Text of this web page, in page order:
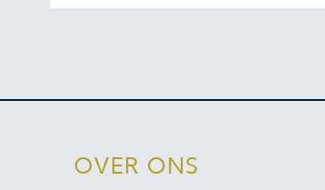
maakt.
OVER ONS